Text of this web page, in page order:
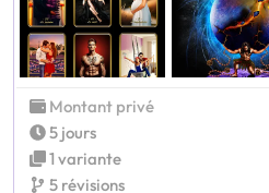
Montant privé
5 jours
1 variante
5 révisions